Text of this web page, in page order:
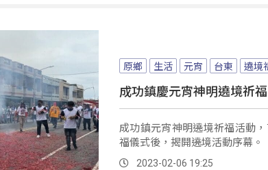
原鄉 生活 元宵 台東 遶境
成功鎮慶元宵神明遶境祈
成功鎮元宵神明遶境祈福活動
福儀式後，揭開遶境活動序幕。
2023-02-06 19:25